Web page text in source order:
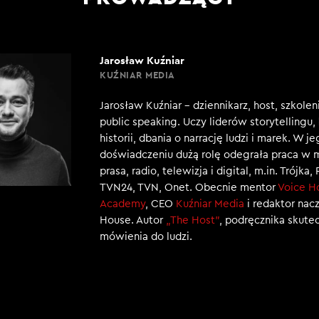
KUŹNIAR: Zacznę od pytania, które być może powinno
nie wiem, czy początek jest najlepszym
ułatwia układanie własnego życia?
tak myślą. Ostatnio koleżanka mi powiedziała: Ty
to już pewnie tak poukładałaś… No właśnie, a mój mąż
mnie: Gdyby twoi pacjenci wiedzieli, jaka ty jesteś
Jarosław Kuźniar
KUŹNIAR MEDIA
Jarosław Kuźniar – dziennikarz, host,
public speaking. Uczy liderów storytellingu,
historii, dbania o narrację ludzi i marek. W
doświadczeniu dużą rolę odegrała praca w
prasa, radio, telewizja i digital, m.in. Trójka,
TVN24, TVN, Onet. Obecnie mentorVoice
Academy, CEO Kuźniar Media i redaktor
House. Autor „The Host”, podręcznika
mówienia do ludzi.